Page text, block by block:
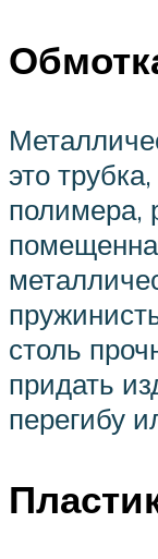
это
полимера,
столь
придать
перегибу